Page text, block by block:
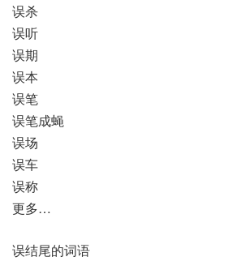
误杀
误听
误期
误本
误笔
误笔成蝇
误场
误车
误称
更多…
误结尾的词语